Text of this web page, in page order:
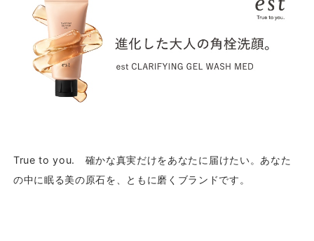
True to you. 確かな真実だけをあなたに届けたい。あなた
の中に眠る美の原石を、ともに磨くブランドです。